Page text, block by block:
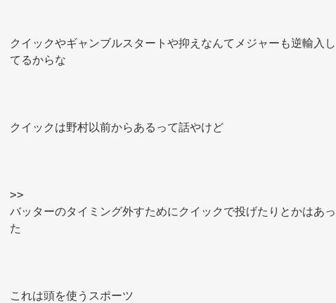
クイックやギャンブルスタートや抑えなんてメジャーも逆輸入し
てるからな
クイックは野村以前からあるって話やけど
>>
バッターのタイミング外すためにクイックで投げたりとかはあっ
た
これは頭を使うスポーツ